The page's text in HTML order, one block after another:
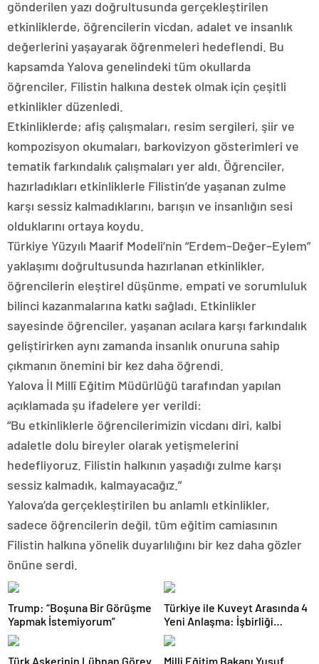
gönderilen yazı doğrultusunda gerçekleştirilen
etkinliklerde, öğrencilerin vicdan, adalet ve insanlık
değerlerini yaşayarak öğrenmeleri hedeflendi. Bu
kapsamda Yalova genelindeki tüm okullarda
öğrenciler, Filistin halkına destek olmak için çeşitli
etkinlikler düzenledi.
Etkinliklerde; afiş çalışmaları, resim sergileri, şiir ve
kompozisyon okumaları, barkovizyon gösterimleri ve
tematik farkındalık çalışmaları yer aldı. Öğrenciler,
hazırladıkları etkinliklerle Filistin’de yaşanan zulme
karşı sessiz kalmadıklarını, barışın ve insanlığın sesi
olduklarını ortaya koydu.
Türkiye Yüzyılı Maarif Modeli’nin “Erdem–Değer–Eylem”
yaklaşımı doğrultusunda hazırlanan etkinlikler,
öğrencilerin eleştirel düşünme, empati ve sorumluluk
bilinci kazanmalarına katkı sağladı. Etkinlikler
sayesinde öğrenciler, yaşanan acılara karşı farkındalık
geliştirirken aynı zamanda insanlık onuruna sahip
çıkmanın önemini bir kez daha öğrendi.
Yalova İl Millî Eğitim Müdürlüğü tarafından yapılan
açıklamada şu ifadelere yer verildi:
“Bu etkinliklerle öğrencilerimizin vicdanı diri, kalbi
adaletle dolu bireyler olarak yetişmelerini
hedefliyoruz. Filistin halkının yaşadığı zulme karşı
sessiz kalmadık, kalmayacağız.”
Yalova’da gerçekleştirilen bu anlamlı etkinlikler,
sadece öğrencilerin değil, tüm eğitim camiasının
Filistin halkına yönelik duyarlılığını bir kez daha gözler
önüne serdi.
Trump: “Boşuna Bir Görüşme
Yapmak İstemiyorum”
Türkiye ile Kuveyt Arasında 4
Yeni Anlaşma: İşbirliği
Güçleniyor
Türk Askerinin Lübnan Görev
Milli Eğitim Bakanı Yusuf